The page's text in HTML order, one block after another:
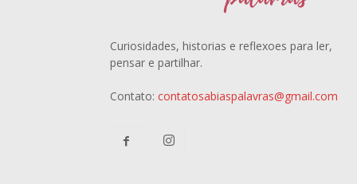
Curiosidades, historias e reflexoes para ler,
pensar e partilhar.
Contato: contatosabiaspalavras@gmail.com